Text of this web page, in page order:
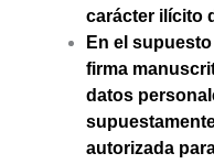
carácter ilícito
En el
firma
datos
autorizada